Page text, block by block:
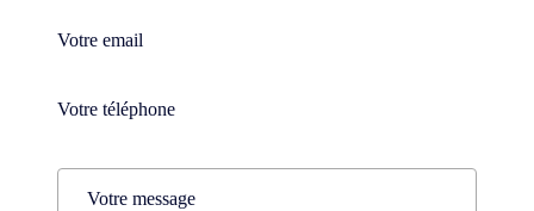
Téléphone(Nécessaire)
Téléphone(Nécessaire)
Comments